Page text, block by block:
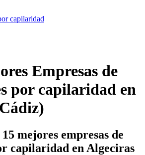
capilaridad
Empresas de
por capilaridad en
Cádiz)
mejores empresas de
capilaridad en Algeciras